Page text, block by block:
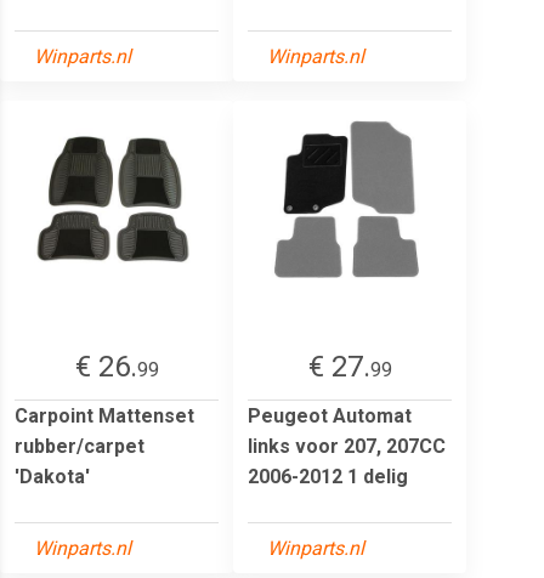
Winparts.nl Winparts.nl
€ 26.99
Carpoint Mattenset
rubber/carpet
'Dakota'
Winparts.nl
€ 27.99
Peugeot Automat
links voor 207, 207CC
2006-2012 1 delig
Winparts.nl